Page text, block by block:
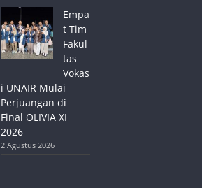
Empa
t Tim
Fakul
tas
Vokas
i UNAIR Mulai
Perjuangan di
Final OLIVIA XI
2026
2 Agustus 2026